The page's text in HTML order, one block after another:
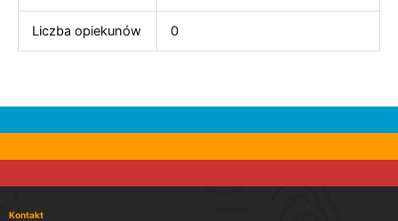
Liczba opiekunów 0
Kontakt